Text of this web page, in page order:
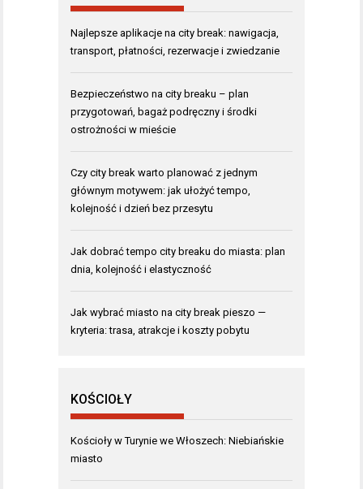
Najlepsze aplikacje na city break: nawigacja,
transport, płatności, rezerwacje i zwiedzanie
Bezpieczeństwo na city breaku – plan
przygotowań, bagaż podręczny i środki
ostrożności w mieście
Czy city break warto planować z jednym
głównym motywem: jak ułożyć tempo,
kolejność i dzień bez przesytu
Jak dobrać tempo city breaku do miasta: plan
dnia, kolejność i elastyczność
Jak wybrać miasto na city break pieszo —
kryteria: trasa, atrakcje i koszty pobytu
KOŚCIOŁY
Kościoły w Turynie we Włoszech: Niebiańskie
miasto